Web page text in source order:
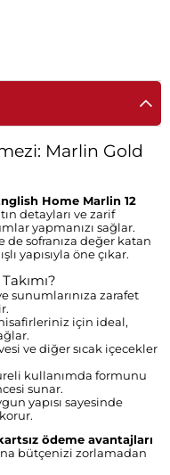
Marlin Gold
Home Marlin 12
detayları ve zarif
yapmanızı sağlar.
sofranıza değer katan
yapısıyla öne çıkar.
sunumlarınıza zarafet
için ideal,
ve diğer sıcak içecekler
kullanımda formunu
sunar.
yapısı sayesinde
ödeme avantajları
bütçenizi zorlamadan